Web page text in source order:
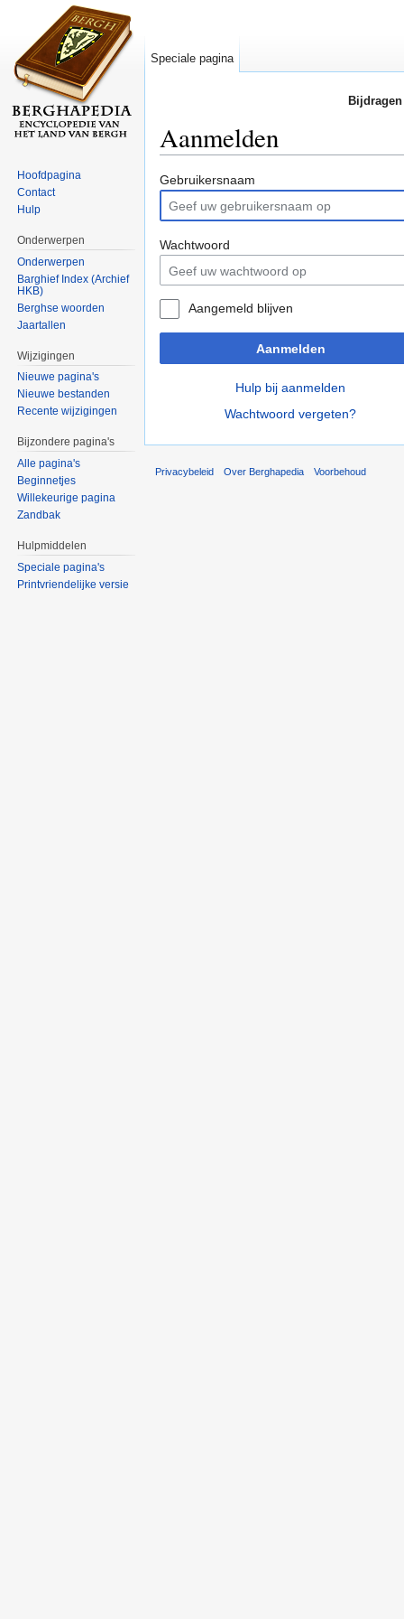
Aanmelden
Gebruikersnaam
Wachtwoord
Aangemeld blijven
Aanmelden
Hulp bij aanmelden
Wachtwoord vergeten?
Speciale pagina
Hoofdpagina
Contact
Hulp
Onderwerpen
Onderwerpen
Barghief Index (Archief
HKB)
Berghse woorden
Jaartallen
Wijzigingen
Nieuwe pagina's
Nieuwe bestanden
Recente wijzigingen
Bijzondere pagina's
Alle pagina's
Beginnetjes
Willekeurige pagina
Zandbak
Hulpmiddelen
Speciale pagina's
Printvriendelijke versie
Privacybeleid Over Berghapedia Voorbehoud